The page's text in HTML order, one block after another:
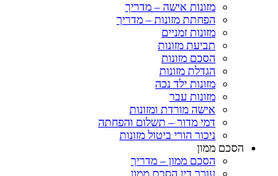
מזונות אישה – מדריך
הפחתת מזונות – מדריך
מזונות זמניים
תביעת מזונות
הסכם מזונות
הגדלת מזונות
מזונות ילד נכה
מזונות עבר
אישה מורדת ומזונות
דמי מדור – תשלום והפחתה
ניכור הורי ביטול מזונות
הסכם ממון
הסכם ממון – מדריך
עורך דין הסכם ממון